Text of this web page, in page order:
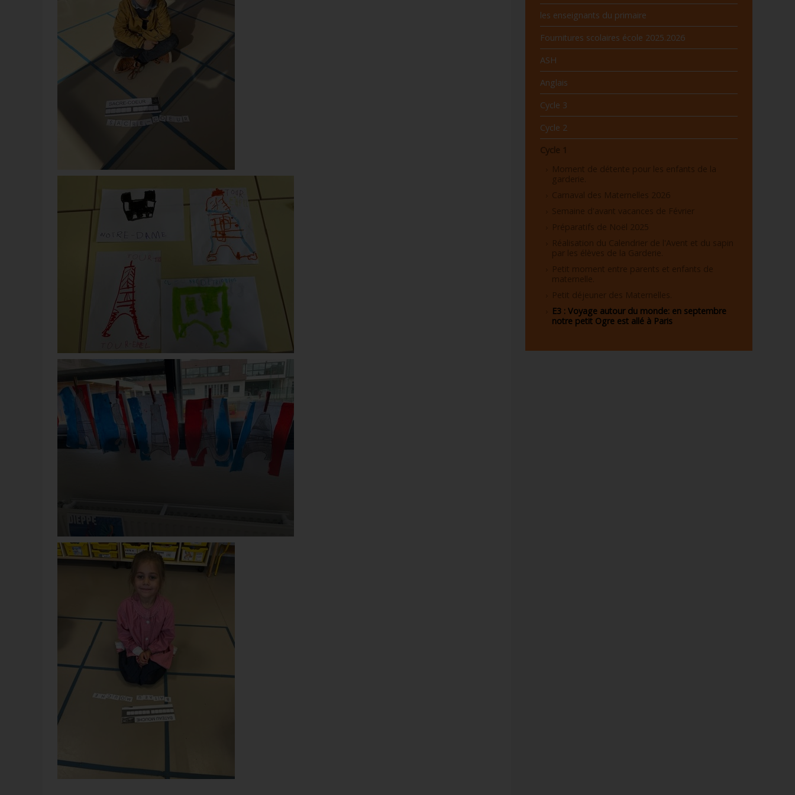
les enseignants du primaire
Fournitures scolaires école 2025.2026
ASH
Anglais
Cycle 3
Cycle 2
Cycle 1
Moment de détente pour les enfants de la
garderie.
Carnaval des Maternelles 2026
Semaine d'avant vacances de Février
Préparatifs de Noël 2025
Réalisation du Calendrier de l'Avent et du sapin
par les élèves de la Garderie.
Petit moment entre parents et enfants de
maternelle.
Petit déjeuner des Maternelles.
E3 : Voyage autour du monde: en septembre
notre petit Ogre est allé à Paris